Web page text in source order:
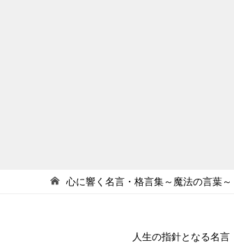
心に響く名言・格言集～魔法の言葉～
人生の指針となる名言